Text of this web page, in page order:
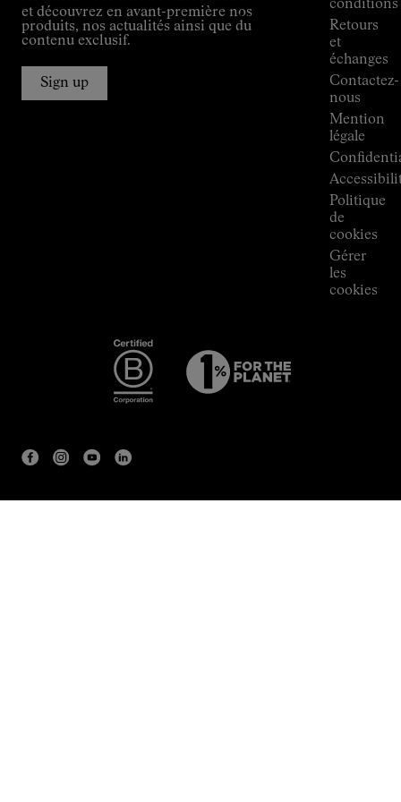
et découvrez en avant-première nos
produits, nos actualités ainsi que du
contenu exclusif.
Sign up
Alpine
Connections
conditions
Retours
et
échanges
Contactez-
nous
Mention
légale
Politique
de
cookies
Gérer
les
cookies